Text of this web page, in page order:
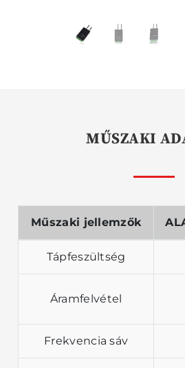
MŰSZAKI
Műszaki jellemzők
Tápfeszültség
Áramfelvétel
Frekvencia sáv